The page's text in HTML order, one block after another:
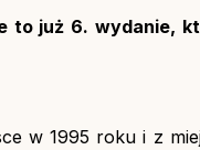
to już 6. wydanie,
w 1995 roku i z